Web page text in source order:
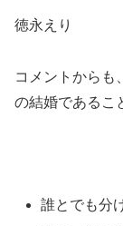
徳永えり
コメントからも
の結婚であるこ
誰とでも分